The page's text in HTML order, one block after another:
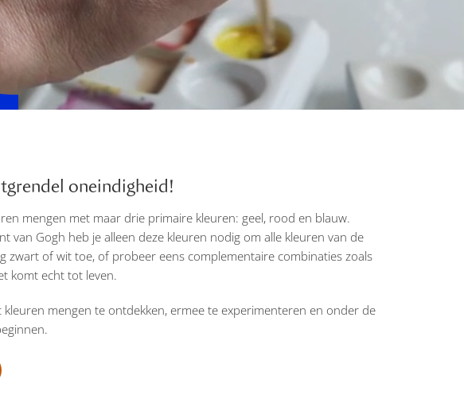
oneindigheid!
mengen met maar drie primaire kleuren: geel, rood en blauw.
van Gogh heb je alleen deze kleuren nodig om alle kleuren van de
zwart of wit toe, of probeer eens complementaire combinaties zoals
komt echt tot leven.
kleuren mengen te ontdekken, ermee te experimenteren en onder de